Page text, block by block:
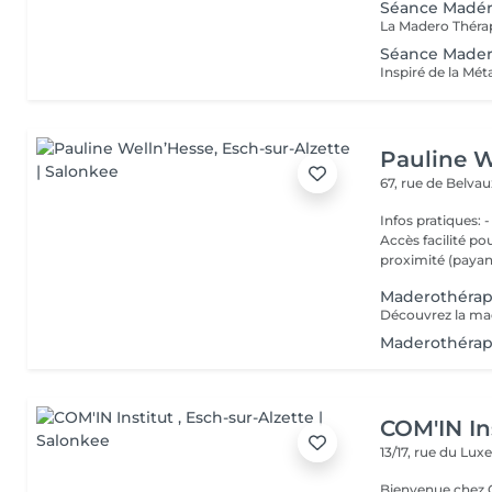
Séance
Séance
Pauline
67, rue de
Infos pratiques:
Accès facilité
proximité
COM'IN
13/17, rue du